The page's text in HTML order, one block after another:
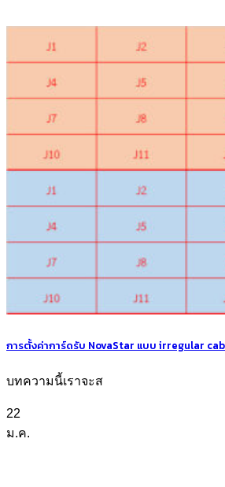
การตั้งค่าการ์ดรับ NovaStar แบบ irregular
บทความนี้เราจะส
22
ม.ค.